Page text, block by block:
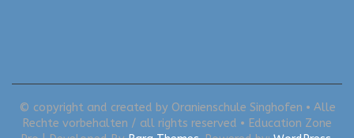
© copyright and created by Oranienschule Singhofen • Alle
Rechte vorbehalten / all rights reserved • Education Zone